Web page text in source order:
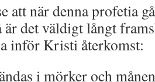
att när denna profetia
är det väldigt långt
inför Kristi återkomst:
i mörker och